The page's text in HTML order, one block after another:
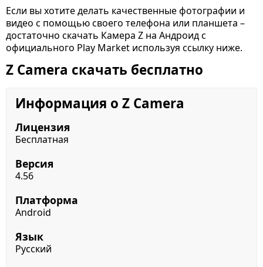
Если вы хотите делать качественные фотографии и
видео с помощью своего телефона или планшета –
достаточно скачать Камера Z на Андроид с
официального Play Market используя ссылку ниже.
Z Camera скачать бесплатно
Информация о Z Camera
Лицензия
Бесплатная
Версия
4.56
Платформа
Android
Язык
Русский